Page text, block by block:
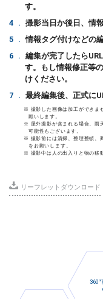
す。
4. 撮影当日か後日、情
5.情報タグ付けなどの
6. 編集が完了したら
す。もし情報修正等
けください。
7. 最終編集後、正式に
※ 撮影した画像は加工ができま
願いします。
※ 屋外撮影が含まれる場合、雨
可能性もございます。
※ 撮影前には清掃、整理整頓、
をお願いします。
※ 撮影中は人の出入りと物の移
リーフレットダウンロード
360°